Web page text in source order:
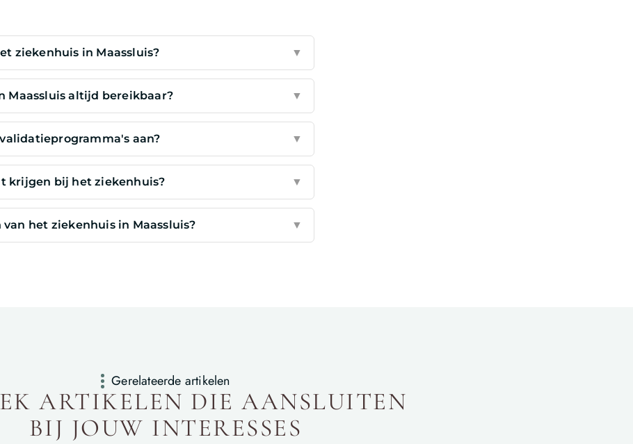
ziekenhuis in Maassluis? ▼
Maassluis altijd bereikbaar? ▼
aan? ▼
krijgen bij het ziekenhuis? ▼
het ziekenhuis in Maassluis? ▼
Gerelateerde artikelen
ARTIKELEN DIE AANSLUITEN
BIJ JOUW INTERESSES